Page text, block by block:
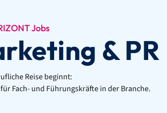
Jobs
& PR
Reise beginnt:
Fach- und Führungskräfte in der Branche.